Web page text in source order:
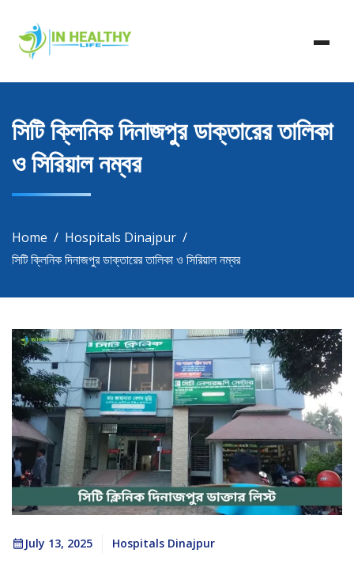
content
In Healthy Life
In Healthy Life, Healthy Life, Health Life, Doctor List,
Doctor Listing
সিটি ক্লিনিক দিনাজপুর ডাক্তারের তালিকা
ও সিরিয়াল নম্বর
Home
Hospitals Dinajpur
সিটি ক্লিনিক দিনাজপুর ডাক্তারের তালিকা ও সিরিয়াল নম্বর
July 13, 2025 Hospitals Dinajpur